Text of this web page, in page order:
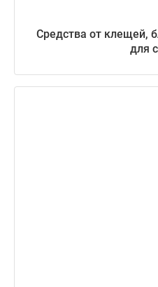
Средства от клещей,
для